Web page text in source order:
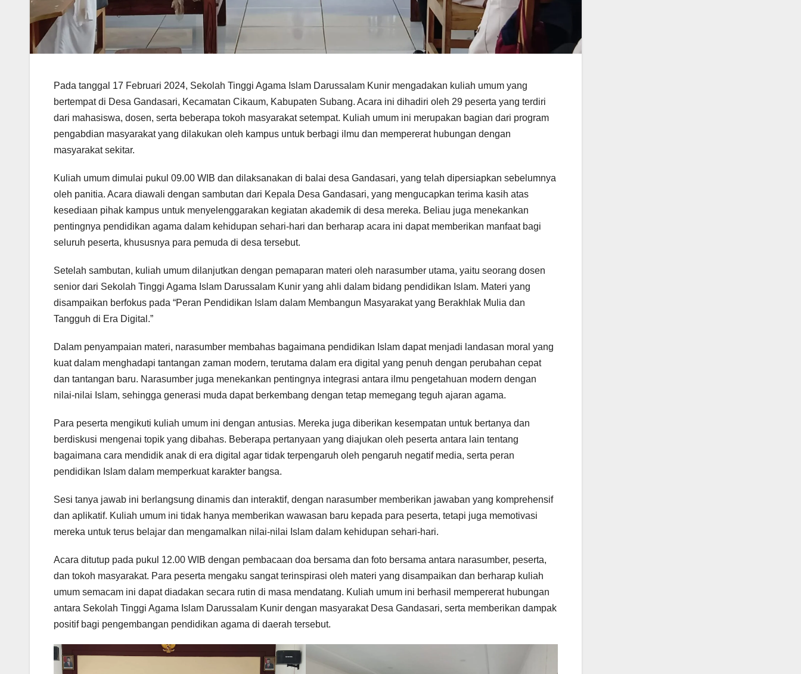
Pada tanggal 17 Februari 2024, Sekolah Tinggi Agama Islam Darussalam Kunir mengadakan kuliah umum yang
bertempat di Desa Gandasari, Kecamatan Cikaum, Kabupaten Subang. Acara ini dihadiri oleh 29 peserta yang terdiri
dari mahasiswa, dosen, serta beberapa tokoh masyarakat setempat. Kuliah umum ini merupakan bagian dari program
pengabdian masyarakat yang dilakukan oleh kampus untuk berbagi ilmu dan mempererat hubungan dengan
masyarakat sekitar.
Kuliah umum dimulai pukul 09.00 WIB dan dilaksanakan di balai desa Gandasari, yang telah dipersiapkan sebelumnya
oleh panitia. Acara diawali dengan sambutan dari Kepala Desa Gandasari, yang mengucapkan terima kasih atas
kesediaan pihak kampus untuk menyelenggarakan kegiatan akademik di desa mereka. Beliau juga menekankan
pentingnya pendidikan agama dalam kehidupan sehari-hari dan berharap acara ini dapat memberikan manfaat bagi
seluruh peserta, khususnya para pemuda di desa tersebut.
Setelah sambutan, kuliah umum dilanjutkan dengan pemaparan materi oleh narasumber utama, yaitu seorang dosen
senior dari Sekolah Tinggi Agama Islam Darussalam Kunir yang ahli dalam bidang pendidikan Islam. Materi yang
disampaikan berfokus pada “Peran Pendidikan Islam dalam Membangun Masyarakat yang Berakhlak Mulia dan
Tangguh di Era Digital.”
Dalam penyampaian materi, narasumber membahas bagaimana pendidikan Islam dapat menjadi landasan moral yang
kuat dalam menghadapi tantangan zaman modern, terutama dalam era digital yang penuh dengan perubahan cepat
dan tantangan baru. Narasumber juga menekankan pentingnya integrasi antara ilmu pengetahuan modern dengan
nilai-nilai Islam, sehingga generasi muda dapat berkembang dengan tetap memegang teguh ajaran agama.
Para peserta mengikuti kuliah umum ini dengan antusias. Mereka juga diberikan kesempatan untuk bertanya dan
berdiskusi mengenai topik yang dibahas. Beberapa pertanyaan yang diajukan oleh peserta antara lain tentang
bagaimana cara mendidik anak di era digital agar tidak terpengaruh oleh pengaruh negatif media, serta peran
pendidikan Islam dalam memperkuat karakter bangsa.
Sesi tanya jawab ini berlangsung dinamis dan interaktif, dengan narasumber memberikan jawaban yang komprehensif
dan aplikatif. Kuliah umum ini tidak hanya memberikan wawasan baru kepada para peserta, tetapi juga memotivasi
mereka untuk terus belajar dan mengamalkan nilai-nilai Islam dalam kehidupan sehari-hari.
Acara ditutup pada pukul 12.00 WIB dengan pembacaan doa bersama dan foto bersama antara narasumber, peserta,
dan tokoh masyarakat. Para peserta mengaku sangat terinspirasi oleh materi yang disampaikan dan berharap kuliah
umum semacam ini dapat diadakan secara rutin di masa mendatang. Kuliah umum ini berhasil mempererat hubungan
antara Sekolah Tinggi Agama Islam Darussalam Kunir dengan masyarakat Desa Gandasari, serta memberikan dampak
positif bagi pengembangan pendidikan agama di daerah tersebut.